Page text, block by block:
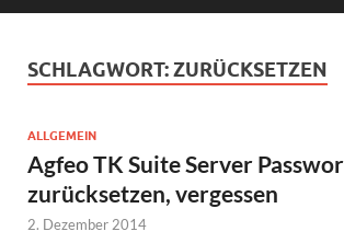
SCHLAGWORT:ZURÜCKSETZEN
ALLGEMEIN
Agfeo TK Suite Server
zurücksetzen, vergessen
2. Dezember 2014